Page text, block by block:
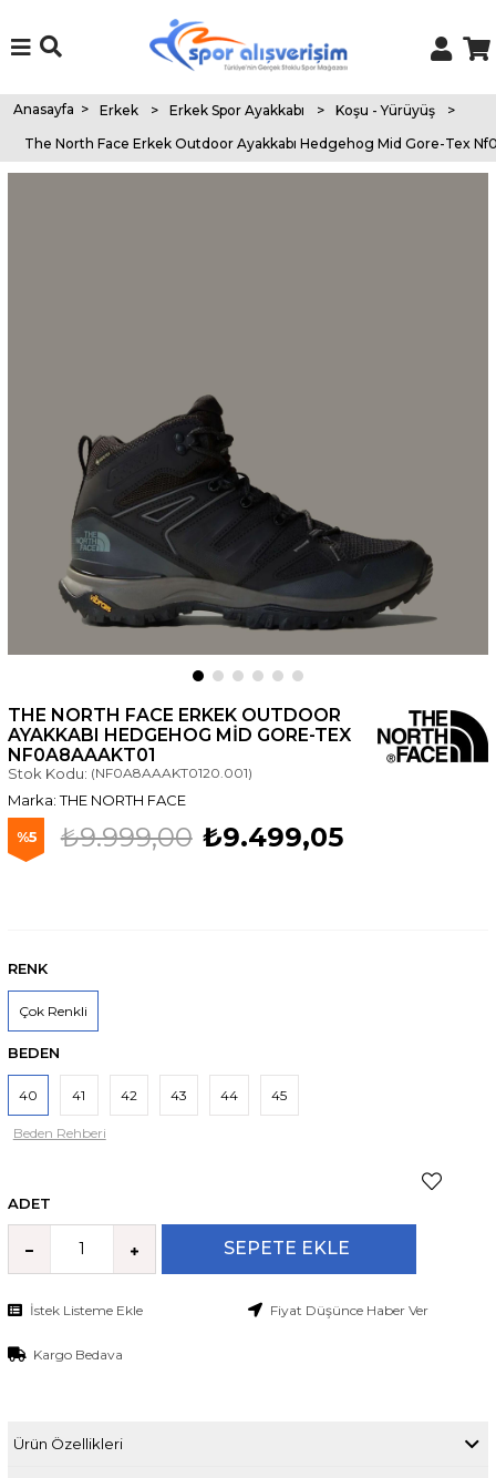
Anasayfa > Erkek > Erkek Spor Ayakkabı > Koşu - Yürüyüş
>
The North Face Erkek Outdoor Ayakkabı Hedgehog Mid Gore-Tex
THE NORTH FACE ERKEK OUTDOOR
AYAKKABI HEDGEHOG MID GORE-TEX
NF0A8AAAKT01
Stok Kodu: (NF0A8AAAKT0120.001)
THE NORTH FACE
5 ₺9.999,00 ₺9.499,05
RENK
Çok Renkli
BEDEN
40 41 42 43 44 45
Beden Rehberi
ADET
İstek Listeme Ekle Fiyat Düşünce Haber Ver
Kargo Bedava
Ürün Özellikleri